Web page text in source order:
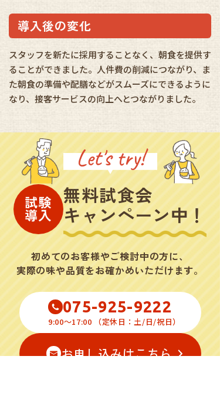
導入後の変化
スタッフを新たに採用することなく、朝食を提供す
ることができました。人件費の削減につながり、ま
た朝食の準備や配膳などがスムーズにできるように
なり、接客サービスの向上へとつながりました。
Let's try!
無料試食会
キャンペーン中！
初めてのお客様やご検討中の方に、
実際の味や品質をお確かめいただけます。
075-925-9222
9:00～17:00 （定休日：土/日/祝日）
お申し込みはこちら